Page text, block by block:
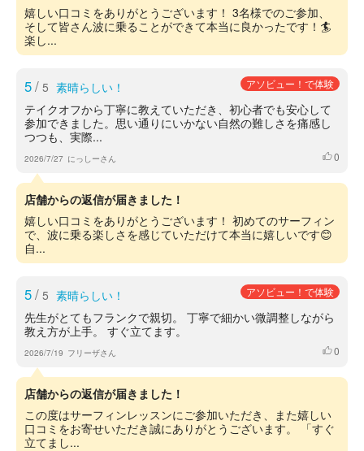
嬉しい口コミをありがとうございます！ 3名様でのご参加、
そして皆さん波に乗ることができて本当に良かったです！🏄
楽し...
5/ 5 素晴らしい！ アソビュー！で体験
テイクオフから丁寧に教えていただき、初心者でも安心して
参加できました。思い通りにいかない自然の難しさを痛感し
つつも、実際...
2026/7/27 にっしーさん いいね
0
店舗からの返信が届きました！
嬉しい口コミをありがとうございます！ 初めてのサーフィン
で、波に乗る楽しさを感じていただけて本当に嬉しいです😊
自...
5/ 5 素晴らしい！ アソビュー！で体験
先生がとてもフランクで親切。 丁寧で細かい微調整しながら
教え方が上手。 すぐ立てます。
2026/7/19 フリーザさん いいね
0
店舗からの返信が届きました！
この度はサーフィンレッスンにご参加いただき、また嬉しい
口コミをお寄せいただき誠にありがとうございます。 「すぐ
立てまし...